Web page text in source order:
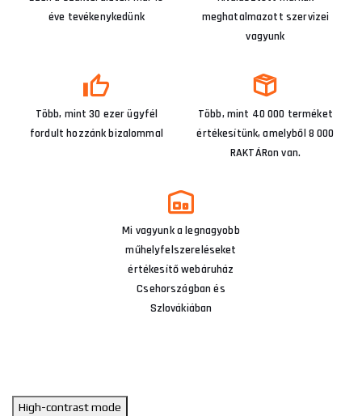
éve tevékenykedünk
meghatalmazott szervizei
vagyunk
Több, mint 30 ezer ügyfél
fordult hozzánk bizalommal
Több, mint 40 000 terméket
értékesítünk, amelyből 8 000
RAKTÁRon van.
Mi vagyunk a legnagyobb
műhelyfelszereléseket
értékesítő webáruház
Csehországban és
Szlovákiában
High-contrast mode